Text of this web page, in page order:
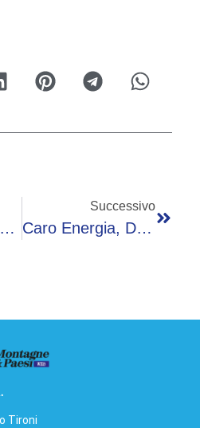
All’Ippodromo Snai San Siro Un 2 Giugno Di Grande Sport E Intrattenimento
Successivo
Caro Energia, Da Ue Flessibilità Fino A 0,3% Annuo Per 3 Anni. Dombrovskis: “No Per Sconto Accise”
Tironi